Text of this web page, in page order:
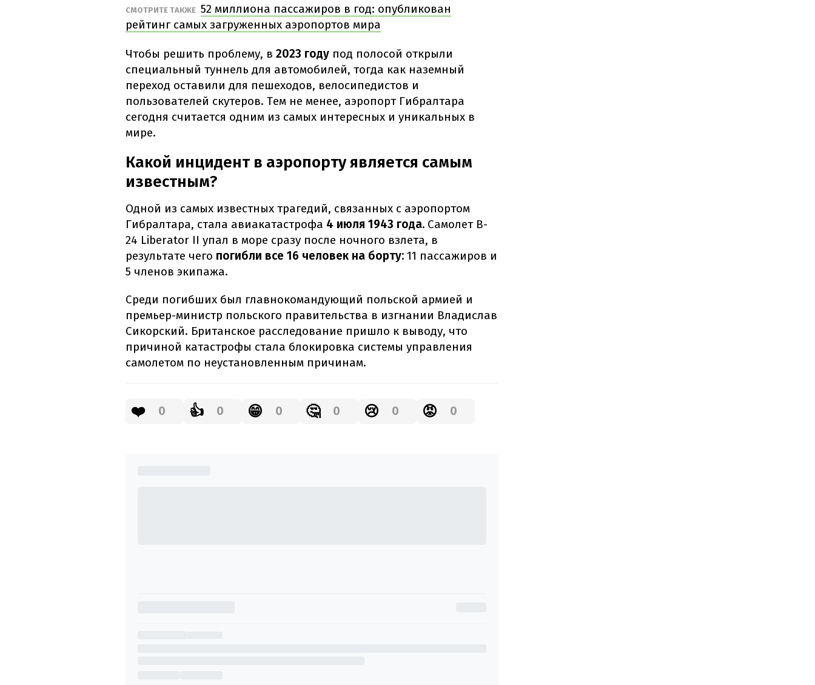
СМОТРИТЕ ТАКЖЕ 52 миллиона пассажиров в год: опубликован
рейтинг самых загруженных аэропортов мира
Чтобы решить проблему, в 2023 году под полосой открыли
специальный туннель для автомобилей, тогда как наземный
переход оставили для пешеходов, велосипедистов и
пользователей скутеров. Тем не менее, аэропорт Гибралтара
сегодня считается одним из самых интересных и уникальных в
мире.
Какой инцидент в аэропорту является самым
известным?
Одной из самых известных трагедий, связанных с аэропортом
Гибралтара, стала авиакатастрофа 4 июля 1943 года. Самолет B-
24 Liberator II упал в море сразу после ночного взлета, в
результате чего погибли все 16 человек на борту: 11 пассажиров и
5 членов экипажа.
Среди погибших был главнокомандующий польской армией и
премьер-министр польского правительства в изгнании Владислав
Сикорский. Британское расследование пришло к выводу, что
причиной катастрофы стала блокировка системы управления
самолетом по неустановленным причинам.
❤️ 0 👍 0 😁 0 🤔 0 😢 0 😡 0